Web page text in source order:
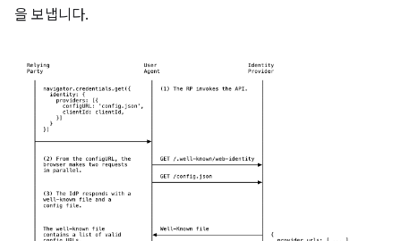
을 보냅니다.